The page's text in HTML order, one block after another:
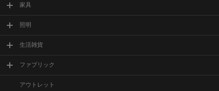
家具
照明
生活雑貨
ファブリック
アウトレット